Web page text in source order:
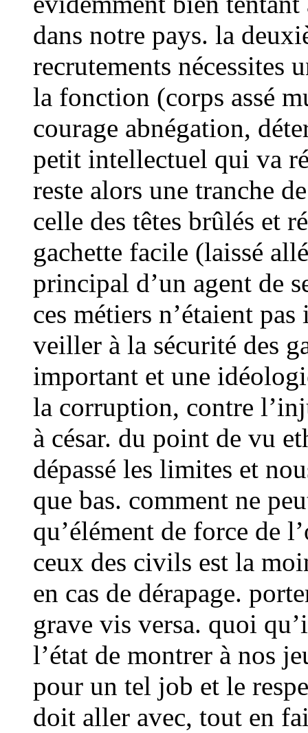
dans notre pays. la
recrutements nécessites
la fonction (corps assé
courage abnégation,
petit intellectuel qui va
reste alors une tranche
celle des têtes brûlés et
gachette facile (laissé
principal d’un agent de
ces métiers n’étaient
veiller à la sécurité des
important et une
la corruption, contre
à césar. du point de vu
dépassé les limites et
que bas. comment ne
qu’élément de force de
ceux des civils est la
en cas de dérapage.
grave vis versa. quoi
l’état de montrer à nos
pour un tel job et le
doit aller avec, tout en